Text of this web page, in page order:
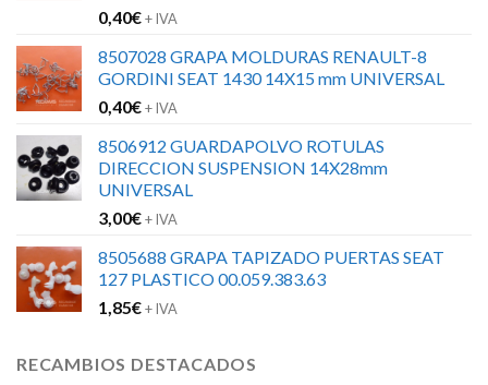
0,40€+ IVA
8507028 GRAPA MOLDURAS RENAULT-8
GORDINI SEAT 1430 14X15 mm UNIVERSAL
0,40€+ IVA
8506912 GUARDAPOLVO ROTULAS
DIRECCION SUSPENSION 14X28mm
UNIVERSAL
3,00€+ IVA
8505688 GRAPA TAPIZADO PUERTAS SEAT
127 PLASTICO 00.059.383.63
1,85€+ IVA
RECAMBIOS DESTACADOS